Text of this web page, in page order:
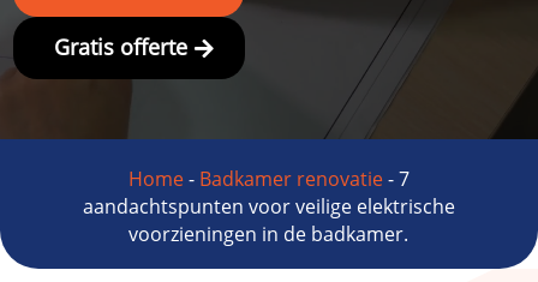
Gratis offerte
Home- Badkamer renovatie-7
aandachtspunten voor veilige elektrische
voorzieningen in de badkamer.